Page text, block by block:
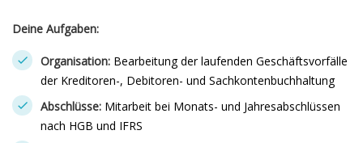
Deine Aufgaben:
Organisation: Bearbeitung der laufenden Geschäftsvorfälle
der Kreditoren-, Debitoren- und Sachkontenbuchhaltung
Abschlüsse: Mitarbeit bei Monats- und Jahresabschlüssen
nach HGB und IFRS